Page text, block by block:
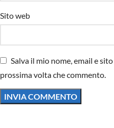
Sito web
Salva il mio nome, email e
prossima volta che commento.